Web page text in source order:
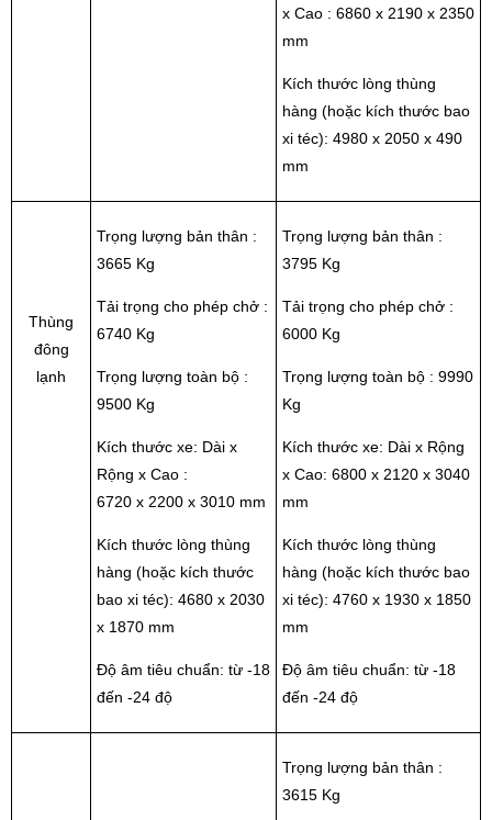
x Cao : 6860 x 2190 x 2350
mm
Kích thước lòng thùng
hàng (hoặc kích thước bao
xi téc): 4980 x 2050 x 490
mm
Thùng
đông
lạnh
Trọng lượng bản thân :
3665 Kg
Tải trọng cho phép chở :
6740 Kg
Trọng lượng toàn bộ :
9500 Kg
Kích thước xe: Dài x
Rộng x Cao :
6720 x 2200 x 3010 mm
Kích thước lòng thùng
hàng (hoặc kích thước
bao xi téc): 4680 x 2030
x 1870 mm
Độ âm tiêu chuẩn: từ -18
đến -24 độ
Trọng lượng bản thân :
3795 Kg
Tải trọng cho phép chở :
6000 Kg
Trọng lượng toàn bộ : 9990
Kg
Kích thước xe: Dài x Rộng
x Cao: 6800 x 2120 x 3040
mm
Kích thước lòng thùng
hàng (hoặc kích thước bao
xi téc): 4760 x 1930 x 1850
mm
Độ âm tiêu chuẩn: từ -18
đến -24 độ
Trọng lượng bản thân :
3615 Kg